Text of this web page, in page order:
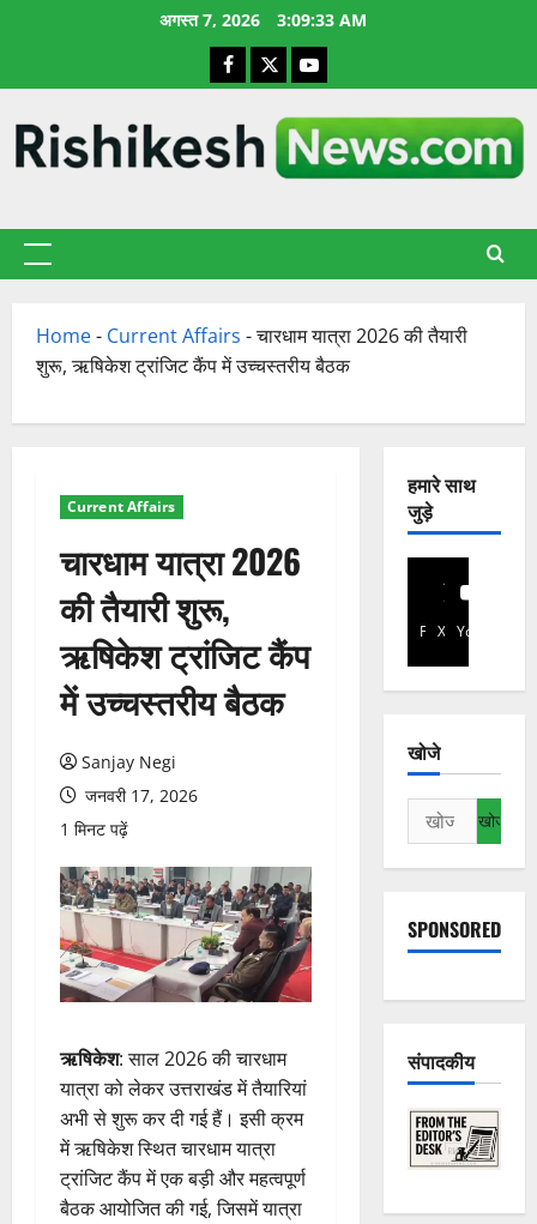
अगस्त 7, 2026 3:09:34 AM
Facebook
X YouTube
प्राथमिक
Home- Current Affairs -चारधाम यात्रा 2026 की तैयारी
शुरू, ऋषिकेश ट्रांजिट कैंप में उच्चस्तरीय बैठक
Current Affairs
चारधाम यात्रा 2026
की तैयारी शुरू,
ऋषिकेश ट्रांजिट कैंप
में उच्चस्तरीय बैठक
Sanjay Negi
जनवरी 17, 2026
1 मिनट पढ़ें
ऋषिकेश: साल 2026 की चारधाम
यात्रा को लेकर उत्तराखंड में तैयारियां
अभी से शुरू कर दी गई हैं। इसी क्रम
में ऋषिकेश स्थित चारधाम यात्रा
ट्रांजिट कैंप में एक बड़ी और महत्वपूर्ण
बैठक आयोजित की गई, जिसमें यात्रा
हमारे साथ
जुड़े
Facebook
X YouTube
खोजे
निम्न
को
खोजें:
SPONSORED
संपादकीय